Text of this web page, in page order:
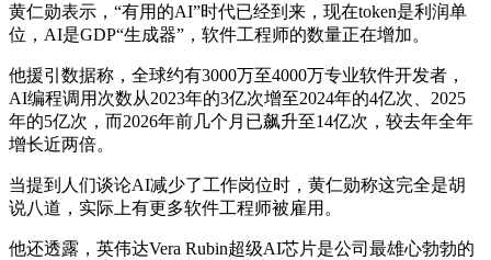
黄仁勋表示，“有用的AI”时代已经到来，现在token是利润单
位，AI是GDP“生成器”，软件工程师的数量正在增加。
他援引数据称，全球约有3000万至4000万专业软件开发者，
AI编程调用次数从2023年的3亿次增至2024年的4亿次、2025
年的5亿次，而2026年前几个月已飙升至14亿次，较去年全年
增长近两倍。
当提到人们谈论AI减少了工作岗位时，黄仁勋称这完全是胡
说八道，实际上有更多软件工程师被雇用。
他还透露，英伟达Vera Rubin超级AI芯片是公司最雄心勃勃的